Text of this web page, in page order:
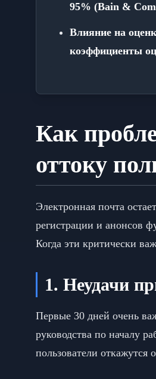
95% (Bain &
Влияние на
коэффициенты
Как
оттоку
Электронная почта
регистрации и анонсов
Когда эти критически
1. Неудачи
Первые 30 дней очень
руководства по началу
пользователи откажутся